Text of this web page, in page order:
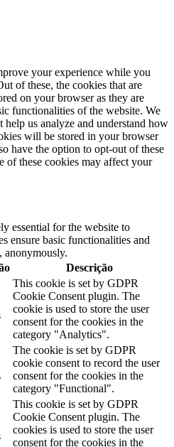
your experience while you
of these, the cookies that are
on your browser as they are
functionalities of the website. We
help us analyze and understand how
will be stored in your browser
have the option to opt-out of these
of these cookies may affect your
essential for the website to
ensure basic functionalities and
anonymously.
Descrição
This cookie is set by GDPR
Cookie Consent plugin. The
cookie is used to store the user
consent for the cookies in the
category "Analytics".
The cookie is set by GDPR
cookie consent to record the user
consent for the cookies in the
category "Functional".
This cookie is set by GDPR
Cookie Consent plugin. The
cookies is used to store the user
consent for the cookies in the